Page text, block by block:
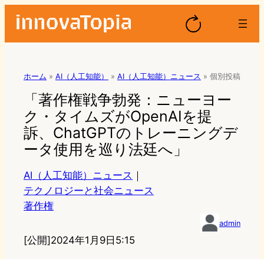
ホーム » AI（人工知能） » AI（人工知能）ニュース » 個別投稿
「著作権戦争勃発：ニューヨー
ク・タイムズがOpenAIを提
訴、ChatGPTのトレーニングデ
ータ使用を巡り法廷へ」
AI（人工知能）ニュース ｜
テクノロジーと社会ニュース
著作権
admin
[公開]2024年1月9日5:15